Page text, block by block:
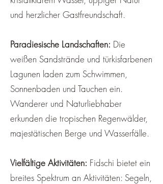
und herzlicher Gastfreundschaft.
Paradiesische Landschaften: Die
weißen Sandstrände und türkisfarbenen
Lagunen laden zum Schwimmen,
Sonnenbaden und Tauchen ein.
Wanderer und Naturliebhaber
erkunden die tropischen Regenwälder,
majestätischen Berge und Wasserfälle.
Vielfältige Aktivitäten: Fidschi bietet ein
breites Spektrum an Aktivitäten: Segeln,